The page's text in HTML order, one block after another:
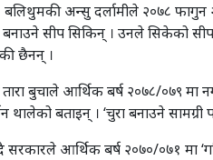
बलिथुमकी अन्सु दर्लामीले २०७८
बनाउने सीप सिकिन् । उनले सिकेको
छैनन् ।
तारा बुचाले आर्थिक बर्ष २०७८/०७९
थालेको बताइन् । ‘चुरा बनाउने
सरकारले आर्थिक बर्ष २०७०/०७१ मा